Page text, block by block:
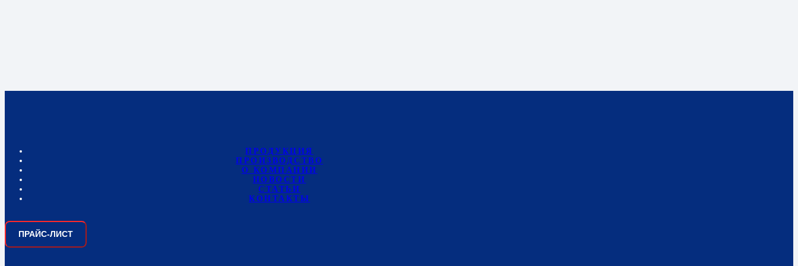
ПРОДУКЦИЯ
ПРОИЗВОДСТВО
О КОМПАНИИ
НОВОСТИ
СТАТЬИ
КОНТАКТЫ
ПРАЙС-ЛИСТ